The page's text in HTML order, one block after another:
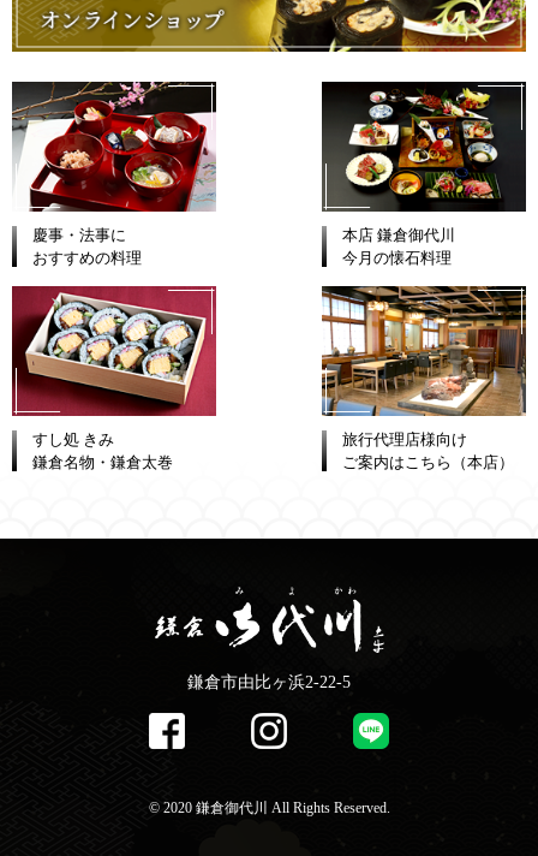
慶事・法事に
おすすめの料理
本店 鎌倉御代川
今月の懐石料理
すし処 きみ
鎌倉名物・鎌倉太巻
旅行代理店様向け
ご案内はこちら（本店）
鎌倉市由比ヶ浜2-22-5
©️ 2020 鎌倉御代川 All Rights Reserved.